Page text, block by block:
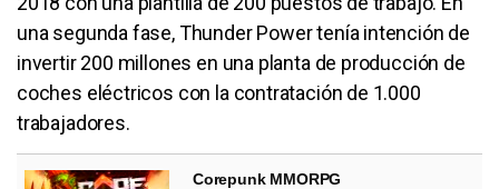
una segunda fase, Thunder Power tenía intención de
invertir 200 millones en una planta de producción de
coches eléctricos con la contratación de 1.000
trabajadores.
Corepunk MMORPG